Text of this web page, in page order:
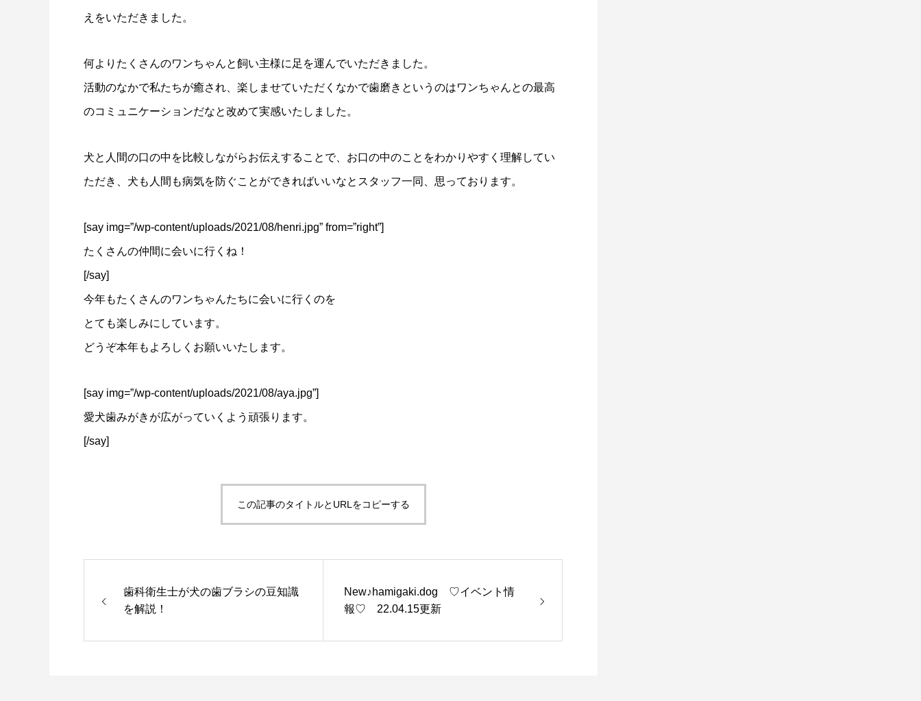
えをいただきました。
何よりたくさんのワンちゃんと飼い主様に足を運んでいただきました。
活動のなかで私たちが癒され、楽しませていただくなかで歯磨きというのはワンちゃんとの最高
のコミュニケーションだなと改めて実感いたしました。
犬と人間の口の中を比較しながらお伝えすることで、お口の中のことをわかりやすく理解してい
ただき、犬も人間も病気を防ぐことができればいいなとスタッフ一同、思っております。
[say img=”/wp-content/uploads/2021/08/henri.jpg” from=”right”]
たくさんの仲間に会いに行くね！
[/say]
今年もたくさんのワンちゃんたちに会いに行くのを
とても楽しみにしています。
どうぞ本年もよろしくお願いいたします。
[say img=”/wp-content/uploads/2021/08/aya.jpg”]
愛犬歯みがきが広がっていくよう頑張ります。
[/say]
この記事のタイトルとURLをコピーする
歯科衛生士が犬の歯ブラシの豆知識
を解説！
New♪hamigaki.dog ♡イベント情
報♡ 22.04.15更新